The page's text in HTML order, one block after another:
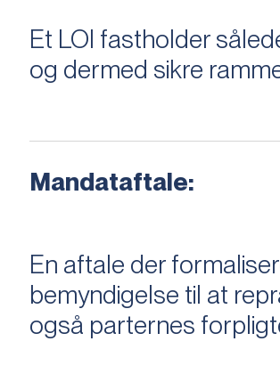
Et LOI fastholder
og dermed sikre
Mandataftale:
En aftale der
bemyndigelse til at
også parternes